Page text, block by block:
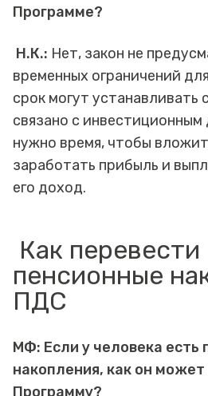
Программе?
Н.К.: Нет, закон не
временных ограничений
срок могут
связано с
нужно время, чтобы
заработать прибыль и
его доход.
Как перевести
пенсионные
ПДС
МФ: Если у человека есть
накопления, как он может
Программу?